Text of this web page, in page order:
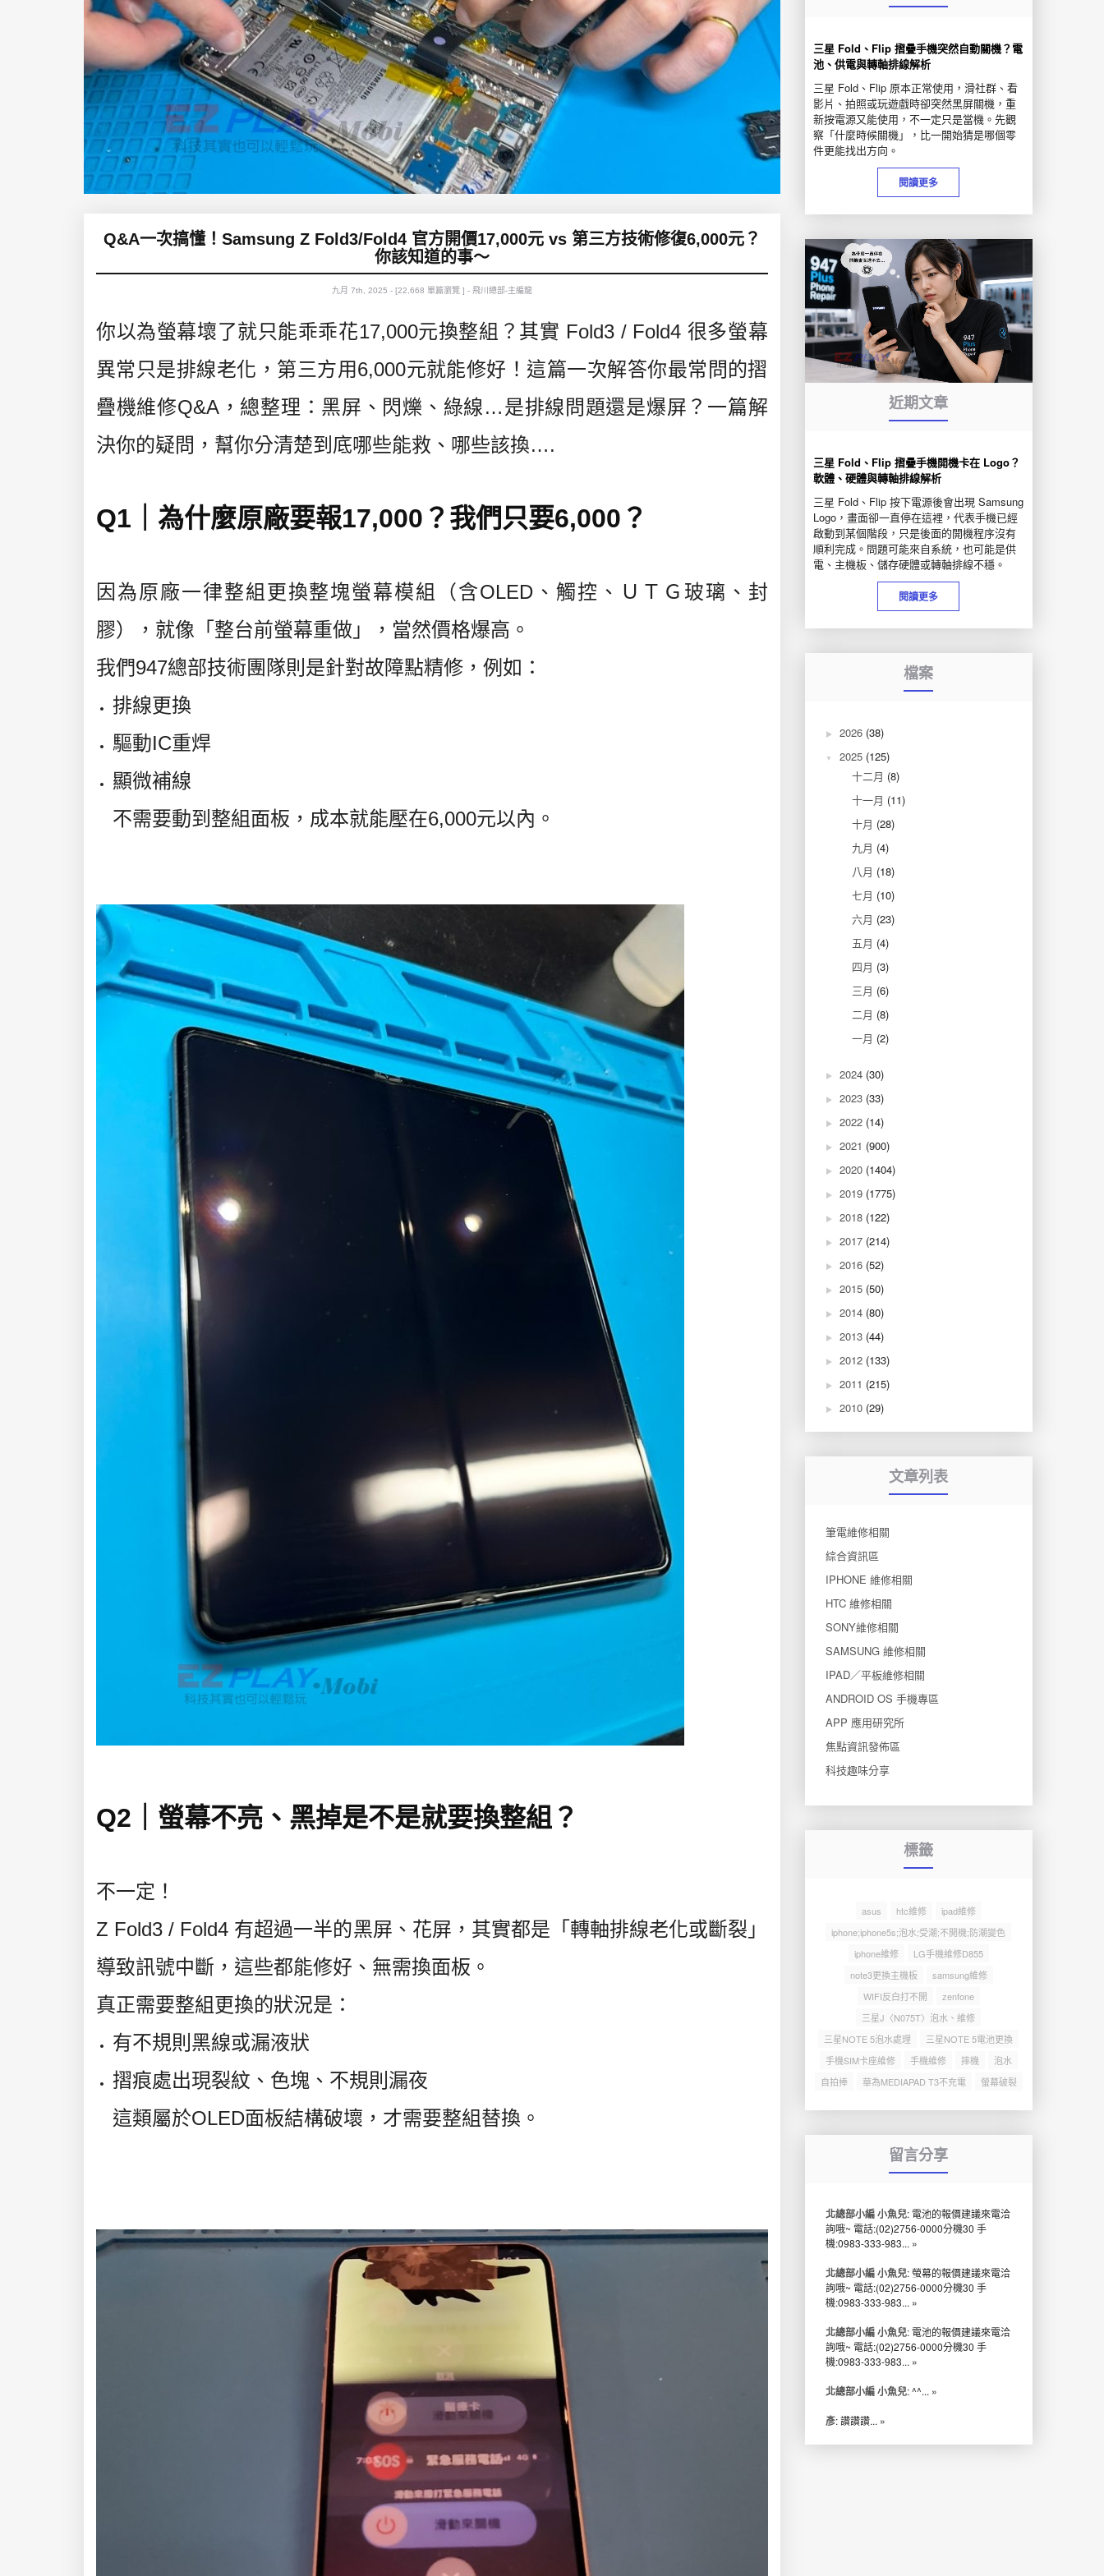
Q&A一次搞懂！Samsung Z Fold3/Fold4 官方開價17,000元 vs 第三方技術修復6,000元？
你該知道的事～
九月 7th, 2025 - [22,668 單篇瀏覽 ] - 飛川總部-主編龍
你以為螢幕壞了就只能乖乖花17,000元換整組？其實 Fold3 / Fold4 很多螢幕
異常只是排線老化，第三方用6,000元就能修好！這篇一次解答你最常問的摺
疊機維修Q&A， 總整理：黑屏、閃爍、綠線…是排線問題還是爆屏？一篇解
決你的疑問， 幫你分清楚到底哪些能救、哪些該換….
Q1｜為什麼原廠要報17,000？我們只要6,000？
因為原廠一律整組更換整塊螢幕模組（含OLED、觸控、ＵＴＧ玻璃、封
膠），就像「整台前螢幕重做」，當然價格爆高。
我們947總部技術團隊則是針對故障點精修 ，例如：
排線更換
驅動IC重焊
顯微補線
不需要動到整組面板，成本就能壓在6,000元以內。
Q2｜螢幕不亮、黑掉是不是就要換整組？
不一定！
Z Fold3 / Fold4 有超過一半的黑屏、花屏，其實都是「轉軸排線老化或斷裂」
導致訊號中斷，這些都能修好、 無需換面板 。
真正需要整組更換的狀況是：
有不規則黑線或漏液狀
摺痕處出現裂紋、色塊、不規則漏夜
這類屬於OLED面板結構破壞 ，才需要整組替換。
三星 Fold、Flip 摺疊手機突然自動關機？電
池、供電與轉軸排線解析
三星 Fold、Flip 原本正常使用，滑社群、看
影片、拍照或玩遊戲時卻突然黑屏關機，重
新按電源又能使用，不一定只是當機。先觀
察「什麼時候關機」，比一開始猜是哪個零
件更能找出方向。
閱讀更多
近期文章
三星 Fold、Flip 摺疊手機開機卡在 Logo？
軟體、硬體與轉軸排線解析
三星 Fold、Flip 按下電源後會出現 Samsung
Logo，畫面卻一直停在這裡，代表手機已經
啟動到某個階段，只是後面的開機程序沒有
順利完成。問題可能來自系統，也可能是供
電、主機板、儲存硬體或轉軸排線不穩。
閱讀更多
檔案
2026(38)
2025(125)
十二月 (8)
十一月 (11)
十月 (28)
九月 (4)
八月 (18)
七月 (10)
六月 (23)
五月 (4)
四月 (3)
三月 (6)
二月 (8)
一月 (2)
2024(30)
2023(33)
2022(14)
2021 (900)
2020(1404)
2019(1775)
2018(122)
2017(214)
2016(52)
2015(50)
2014(80)
2013(44)
2012(133)
2011 (215)
2010(29)
文章列表
筆電維修相關
綜合資訊區
IPHONE 維修相關
HTC 維修相關
SONY維修相關
SAMSUNG 維修相關
IPAD／平板維修相關
ANDROID OS 手機專區
APP 應用研究所
焦點資訊發佈區
科技趣味分享
標籤
asus htc維修
ipad維修
iphone;iphone5s;泡水;受潮;不開機;防潮變色
iphone維修
LG手機維修D855
note3更換主機板
samsung維修
WIFI反白打不開
zenfone
三星J〈N075T〉泡水、維修
三星NOTE 5泡水處理
三星NOTE 5電池更換
手機SIM卡座維修
手機維修 摔機
泡水
自拍捧
華為MEDIAPAD T3不充電 螢幕破裂
留言分享
北總部小編 小魚兒: 電池的報價建議來電洽
詢哦~ 電話:(02)2756-0000分機30 手
機:0983-333-983... »
北總部小編 小魚兒: 螢幕的報價建議來電洽
詢哦~ 電話:(02)2756-0000分機30 手
機:0983-333-983... »
北總部小編 小魚兒: 電池的報價建議來電洽
詢哦~ 電話:(02)2756-0000分機30 手
機:0983-333-983... »
北總部小編 小魚兒: ^^... »
彥: 讚讚讚... »